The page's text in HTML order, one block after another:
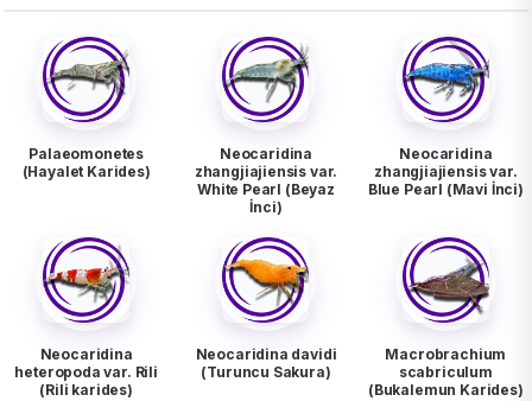
Palaeomonetes
(Hayalet Karides)
Neocaridina
zhangjiajiensis var.
White Pearl (Beyaz
İnci)
Neocaridina
zhangjiajiensis var.
Blue Pearl (Mavi İnci)
Neocaridina
heteropoda var. Rili
(Rili karides)
Neocaridina davidi
(Turuncu Sakura)
Macrobrachium
scabriculum
(Bukalemun Karides)